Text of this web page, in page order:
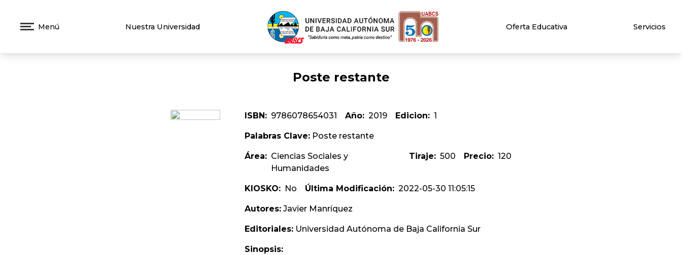
Menú Nuestra Universidad Oferta Educativa Servicios
Poste restante
ISBN: 9786078654031 Año: 2019 Edicion: 1
Palabras Clave: Poste restante
Área: Ciencias Sociales y
Humanidades
Tiraje: 500 Precio: 120
KIOSKO: No Última Modificación: 2022-05-30 11:05:15
Autores: Javier Manríquez
Editoriales: Universidad Autónoma de Baja California Sur
Sinopsis: